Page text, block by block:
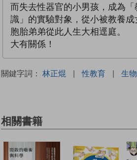
而失去性器官的小男孩，成為
識」的實驗對象，從小被教養
胞胎弟弟從此人生大相逕庭
大有關係！
關鍵字詞： 林正焜 | 性教育 | 生
相關書籍